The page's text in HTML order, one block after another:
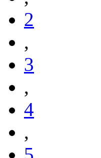
2
,
3
,
4
,